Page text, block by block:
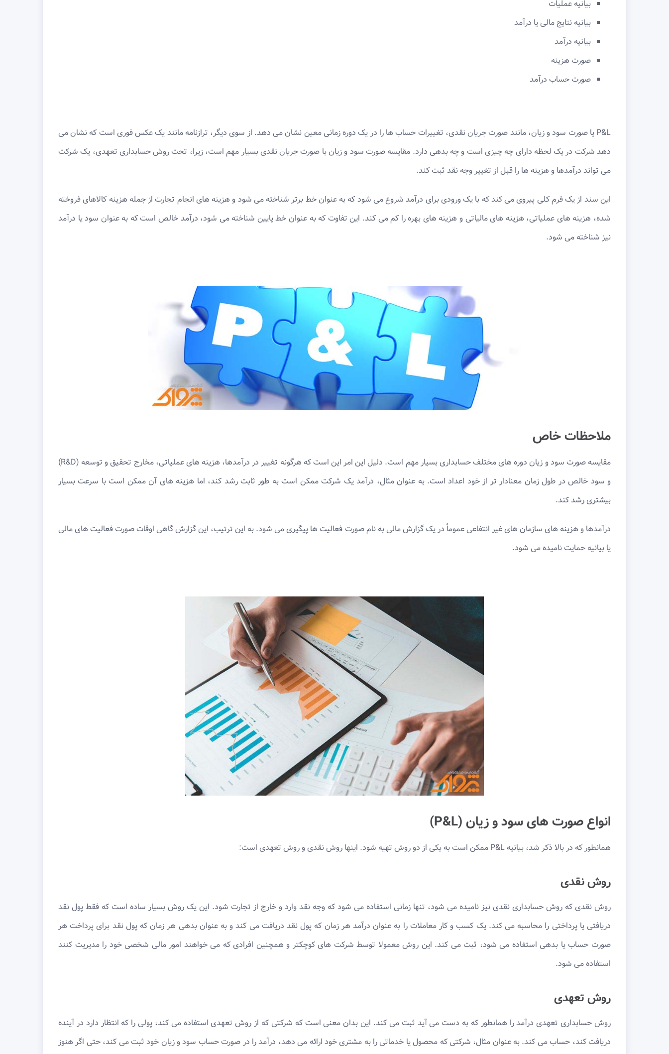
بیانیه عملیات
بیانیه نتایج مالی یا درآمد
بیانیه درآمد
صورت هزینه
صورت حساب درآمد
P&L یا صورت سود و زیان، مانند صورت جریان نقدی، تغییرات حساب ها را در یک دوره زمانی معین نشان می دهد. از سوی دیگر، ترازنامه مانند یک عکس فوری است که نشان می
دهد شرکت در یک لحظه دارای چه چیزی است و چه بدهی دارد. مقایسه صورت سود و زیان با صورت جریان نقدی بسیار مهم است، زیرا، تحت روش حسابداری تعهدی، یک شرکت
می تواند درآمدها و هزینه ها را قبل از تغییر وجه نقد ثبت کند.
این سند از یک فرم کلی پیروی می کند که با یک ورودی برای درآمد شروع می شود که به عنوان خط برتر شناخته می شود و هزینه های انجام تجارت از جمله هزینه کالاهای فروخته
شده، هزینه های عملیاتی، هزینه های مالیاتی و هزینه های بهره را کم می کند. این تفاوت که به عنوان خط پایین شناخته می شود، درآمد خالص است که به عنوان سود یا درآمد
نیز شناخته می شود.
ملاحظات خاص
مقایسه صورت سود و زیان دوره های مختلف حسابداری بسیار مهم است. دلیل این امر این است که هرگونه تغییر در درآمدها، هزینه های عملیاتی، مخارج تحقیق و توسعه (R&D)
و سود خالص در طول زمان معنادار تر از خود اعداد است. به عنوان مثال، درآمد یک شرکت ممکن است به طور ثابت رشد کند، اما هزینه های آن ممکن است با سرعت بسیار
بیشتری رشد کند.
درآمدها و هزینه های سازمان های غیر انتفاعی عموماً در یک گزارش مالی به نام صورت فعالیت ها پیگیری می شود. به این ترتیب، این گزارش گاهی اوقات صورت فعالیت های مالی
یا بیانیه حمایت نامیده می شود.
انواع صورت های سود و زیان (P&L)
همانطور که در بالا ذکر شد، بیانیه P&L ممکن است به یکی از دو روش تهیه شود. اینها روش نقدی و روش تعهدی است:
روش نقدی
روش نقدی که روش حسابداری نقدی نیز نامیده می شود، تنها زمانی استفاده می شود که وجه نقد وارد و خارج از تجارت شود. این یک روش بسیار ساده است که فقط پول نقد
دریافتی یا پرداختی را محاسبه می کند. یک کسب و کار معاملات را به عنوان درآمد هر زمان که پول نقد دریافت می کند و به عنوان بدهی هر زمان که پول نقد برای پرداخت هر
صورت حساب یا بدهی استفاده می شود، ثبت می کند. این روش معمولا توسط شرکت های کوچکتر و همچنین افرادی که می خواهند امور مالی شخصی خود را مدیریت کنند
استفاده می شود.
روش تعهدی
روش حسابداری تعهدی درآمد را همانطور که به دست می آید ثبت می کند. این بدان معنی است که شرکتی که از روش تعهدی استفاده می کند، پولی را که انتظار دارد در آینده
دریافت کند، حساب می کند. به عنوان مثال، شرکتی که محصول یا خدماتی را به مشتری خود ارائه می دهد، درآمد را در صورت حساب سود و زیان خود ثبت می کند، حتی اگر هنوز